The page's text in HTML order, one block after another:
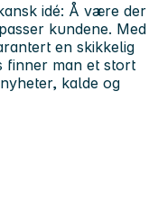
idé: Å være der
kundene. Med
en skikkelig
finner man et stort
kalde og